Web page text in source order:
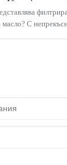
масло? С